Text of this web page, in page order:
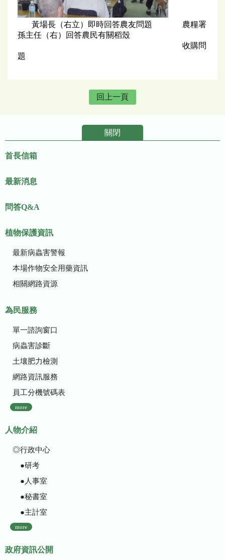
黃場長（右立）即時回答農友問題 農糧署
孫主任（右）回答農民有關稻殼
收購問
題
回上一頁
關閉
首長信箱
最新消息
問答Q&A
植物保護資訊
最新病蟲害警報
本場作物安全用藥資訊
相關網路資源
為民服務
單一諮詢窗口
病蟲害診斷
土壤肥力檢測
網路資訊服務
員工分機號碼表
more
人物介紹
◎行政中心
●研考
●人事室
●秘書室
●主計室
more
政府資訊公開